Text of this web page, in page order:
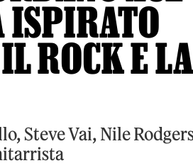
ISPIRATO
ROCK E
Steve Vai, Nile